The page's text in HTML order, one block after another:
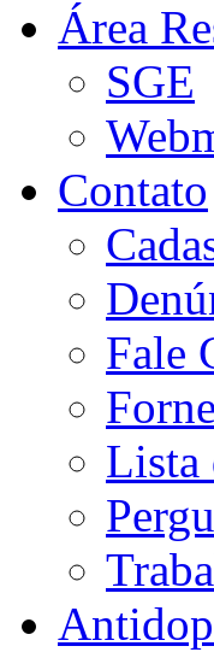
Área
SGE
Contato
Fale
Lista